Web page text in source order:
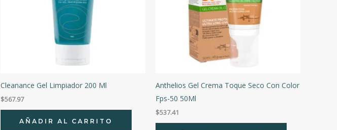
Cleanance Gel Limpiador 200 Ml
$567.97
AÑADIR AL CARRITO
Anthelios Gel Crema Toque Seco Con Color
Fps-50 50Ml
$537.41